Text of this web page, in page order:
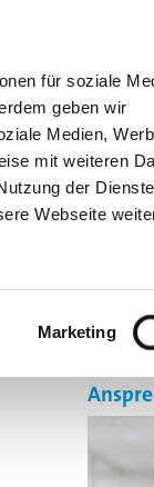
für soziale
geben wir
Medien,
mit weiteren
der Dienste
Webseite
Marketing